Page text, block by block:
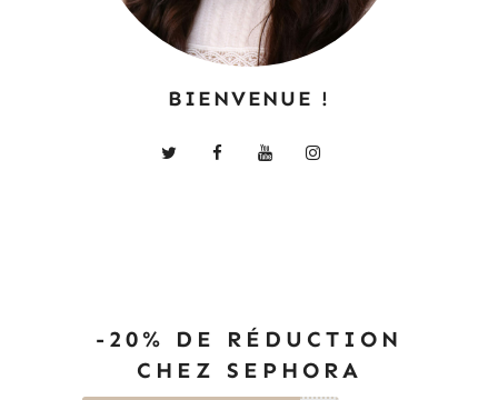
BIENVENUE !
-20% DE RÉDUCTION
CHEZ SEPHORA